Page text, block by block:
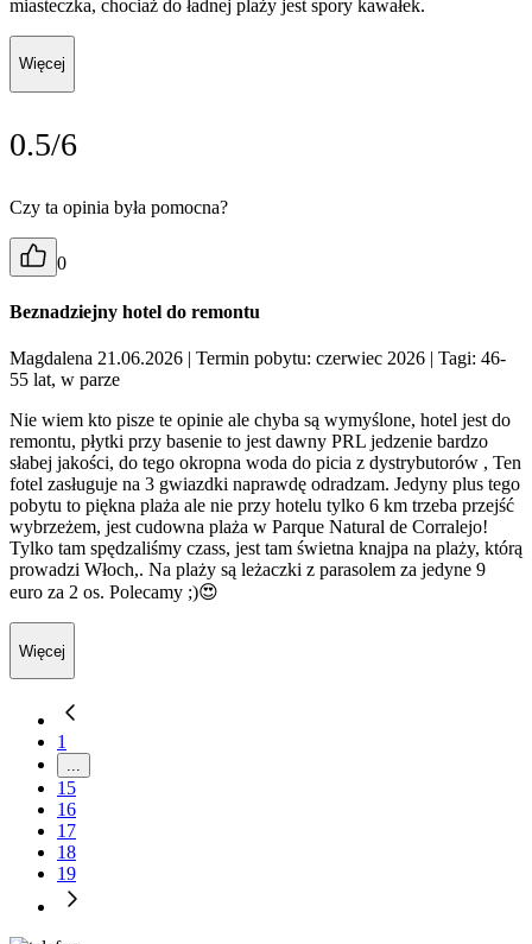
miasteczka, chociaż do ładnej plaży jest spory kawałek.
Więcej
0.5/6
Czy ta opinia była pomocna?
0
Beznadziejny hotel do remontu
Magdalena 21.06.2026 | Termin pobytu: czerwiec 2026 | Tagi: 46-
55 lat, w parze
Nie wiem kto pisze te opinie ale chyba są wymyślone, hotel jest do
remontu, płytki przy basenie to jest dawny PRL jedzenie bardzo
słabej jakości, do tego okropna woda do picia z dystrybutorów , Ten
fotel zasługuje na 3 gwiazdki naprawdę odradzam. Jedyny plus tego
pobytu to piękna plaża ale nie przy hotelu tylko 6 km trzeba przejść
wybrzeżem, jest cudowna plaża w Parque Natural de Corralejo!
Tylko tam spędzaliśmy czass, jest tam świetna knajpa na plaży, którą
prowadzi Włoch,. Na plaży są leżaczki z parasolem za jedyne 9
euro za 2 os. Polecamy ;)😍
Więcej
1
15
16
17
18
19